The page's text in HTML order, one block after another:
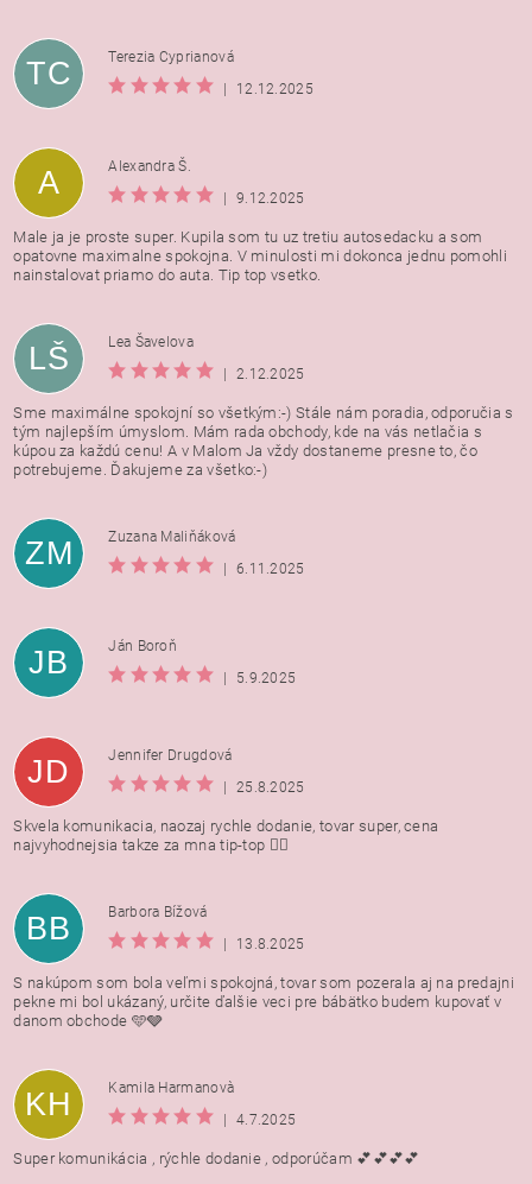
TC
Terezia Cyprianová
|
12.12.2025
A
Alexandra Š.
|
9.12.2025
Male ja je proste super. Kupila som tu uz tretiu autosedacku a som
opatovne maximalne spokojna. V minulosti mi dokonca jednu pomohli
nainstalovat priamo do auta. Tip top vsetko.
LŠ
Lea Šavelova
|
2.12.2025
Sme maximálne spokojní so všetkým:-) Stále nám poradia, odporučia s
tým najlepším úmyslom. Mám rada obchody, kde na vás netlačia s
kúpou za každú cenu! A v Malom Ja vždy dostaneme presne to, čo
potrebujeme. Ďakujeme za všetko:-)
ZM
Zuzana Maliňáková
|
6.11.2025
JB
Ján Boroň
|
5.9.2025
JD
Jennifer Drugdová
|
25.8.2025
Skvela komunikacia, naozaj rychle dodanie, tovar super, cena
najvyhodnejsia takze za mna tip-top 👍🏻
BB
Barbora Bížová
|
13.8.2025
S nakúpom som bola veľmi spokojná, tovar som pozerala aj na predajni
pekne mi bol ukázaný, určite ďalšie veci pre bábätko budem kupovať v
danom obchode 🩵🩶
KH
Kamila Harmanovà
|
4.7.2025
Super komunikácia , rýchle dodanie , odporúčam 💕💕💕💕